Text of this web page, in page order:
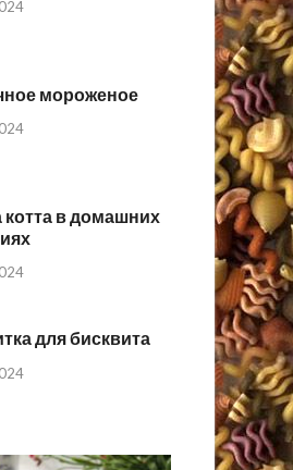
мороженое
котта в домашних
для бисквита